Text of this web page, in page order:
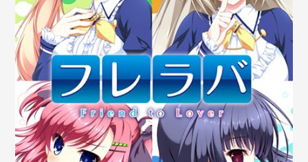
た ち つ て と
な に ぬ ね の
は ひ へ ほ
ま み む め も
や ゆ よ
ら り る れ ろ